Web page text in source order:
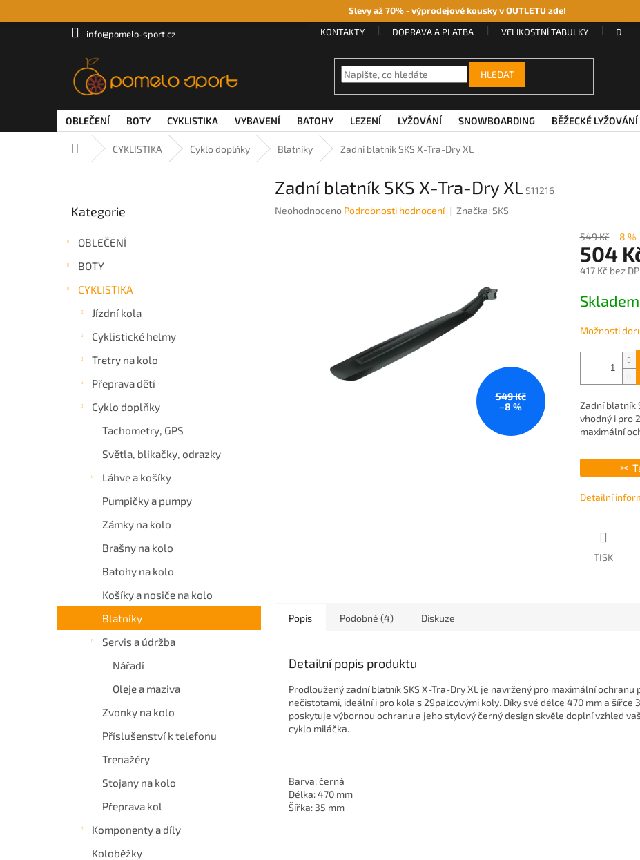
Slevy až 70% - výprodejové kousky v OUTLETU zde!
info@pomelo-sport.cz KONTAKTY DOPRAVA A PLATBA VELIKOSTNÍ TABULKY
HLEDAT
OBLEČENÍ BOTY CYKLISTIKA VYBAVENÍ BATOHY LEZENÍ LYŽOVÁNÍ SNOWBOARDING BĚŽECKÉ LYŽOVÁNÍ
Domů CYKLISTIKA Cyklo doplňky Blatníky Zadní blatník SKS X-Tra-Dry XL
kategorie
Kategorie
OBLEČENÍ
BOTY
CYKLISTIKA
Jízdní kola
Cyklistické helmy
Tretry na kolo
Přeprava dětí
Cyklo doplňky
Tachometry, GPS
Světla, blikačky, odrazky
Láhve a košíky
Pumpičky a pumpy
Zámky na kolo
Brašny na kolo
Batohy na kolo
Košíky a nosiče na kolo
Blatníky
Servis a údržba
Nářadí
Oleje a maziva
Zvonky na kolo
Příslušenství k telefonu
Trenažéry
Stojany na kolo
Přeprava kol
Komponenty a díly
Koloběžky
Zadní blatník SKS X-Tra-Dry XL
S11216
Průměrné
Neohodnoceno Podrobnosti hodnocení Značka:SKS
549 Kč
–8 %
549 Kč –8 %
504
417 Kč bez
cena:
Možnosti
Zadní blatník
vhodný i pro
maximální
Detailní
TISK
Popis Podobné (4) Diskuze
Detailní popis produktu
Prodloužený zadní blatník SKS X-Tra-Dry XL je navržený pro maximální ochranu
nečistotami, ideální i pro kola s 29palcovými koly. Díky své délce 470 mm a šířce
poskytuje výbornou ochranu a jeho stylový černý design skvěle doplní vzhled
cyklo miláčka.
Barva: černá
Délka: 470 mm
Šířka: 35 mm